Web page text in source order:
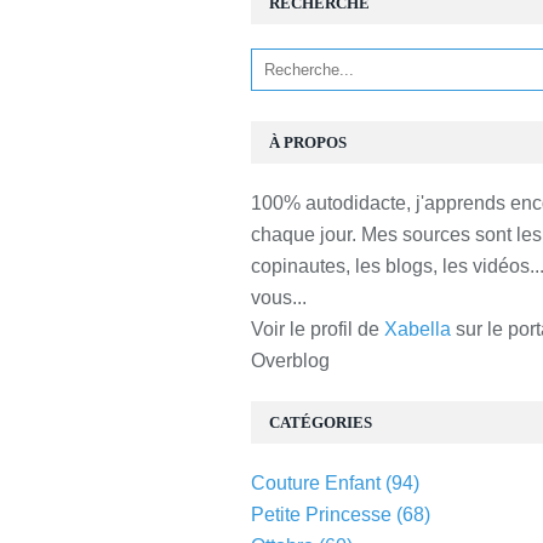
À PROPOS
100% autodidacte, j'apprends
chaque jour. Mes sources sont les
copinautes, les blogs, les
vous...
Voir le profil de Xabella sur le
Overblog
CATÉGORIES
Couture Enfant(94)
Petite Princesse (68)